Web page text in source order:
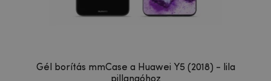
Gél borítás mmCase a Huawei Y5 (2018) - lila